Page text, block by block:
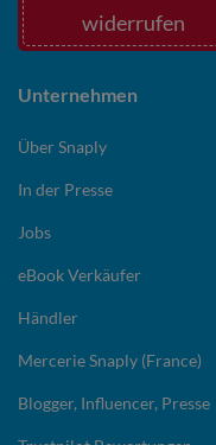
widerrufen
Unternehmen
Über Snaply
In der Presse
Jobs
eBook Verkäufer
Händler
Mercerie Snaply (France)
Blogger, Influencer, Presse